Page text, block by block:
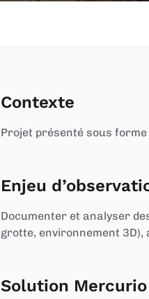
Contexte
Projet présenté sous
Enjeu
Documenter et analyser
grotte, environnement
Solution Mercurio